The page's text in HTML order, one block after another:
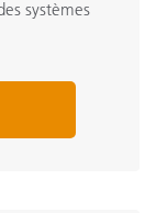
systèmes